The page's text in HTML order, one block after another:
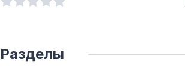
Разделы